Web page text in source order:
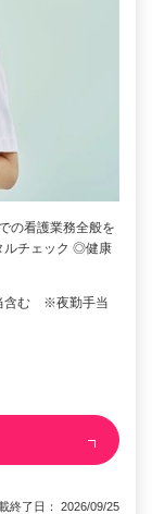
の看護業務全般を
ルチェック ◎健康
含む ※夜勤手当
了日： 2026/09/25